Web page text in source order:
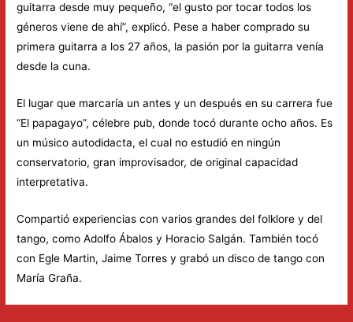
guitarra desde muy pequeño, “el gusto por tocar todos los
géneros viene de ahí”, explicó. Pese a haber comprado su
primera guitarra a los 27 años, la pasión por la guitarra venía
desde la cuna.
El lugar que marcaría un antes y un después en su carrera fue
“El papagayo”, célebre pub, donde tocó durante ocho años. Es
un músico autodidacta, el cual no estudió en ningún
conservatorio, gran improvisador, de original capacidad
interpretativa.
Compartió experiencias con varios grandes del folklore y del
tango, como Adolfo Ábalos y Horacio Salgán. También tocó
con Egle Martin, Jaime Torres y grabó un disco de tango con
María Graña.